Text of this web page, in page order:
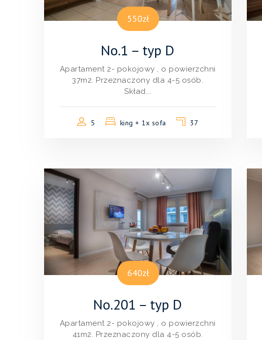
550zł
No.1 – typ D
Apartament 2- pokojowy , o powierzchni
37m2. Przeznaczony dla 4-5 osób.
Skład...
5 king + 1x sofa 37
640zł
No.201 – typ D
Apartament 2- pokojowy , o powierzchni
41m2. Przeznaczony dla 4-5 osób.